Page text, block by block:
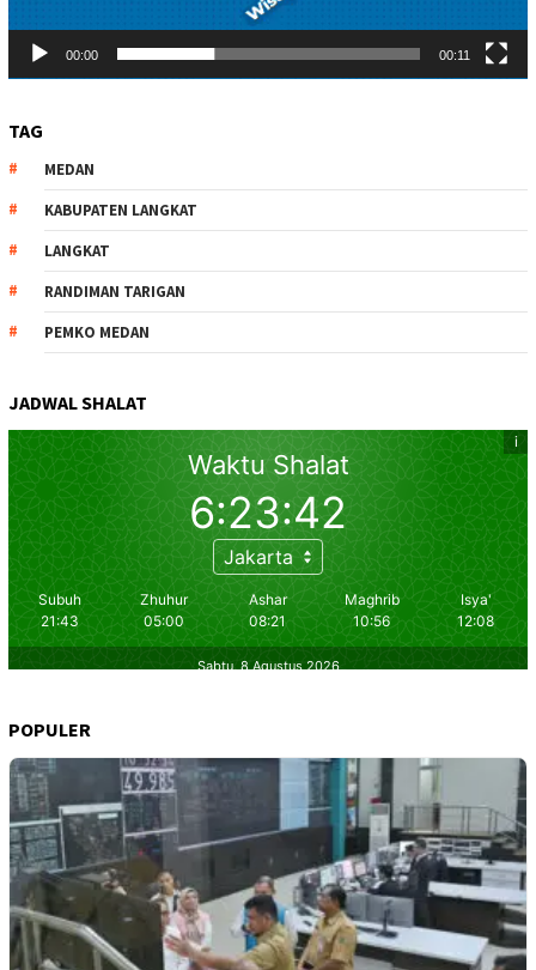
00:00 00:11
TAG
MEDAN
KABUPATEN LANGKAT
LANGKAT
RANDIMAN TARIGAN
PEMKO MEDAN
JADWAL SHALAT
POPULER